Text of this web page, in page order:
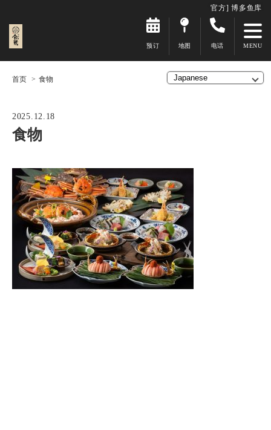
官方] 博多鱼库
预订 地图 电话
首页 食物
2025.12.18
食物